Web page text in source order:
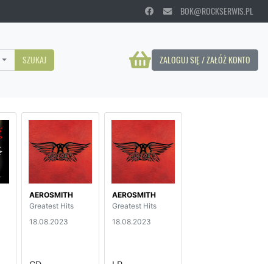
BOK@ROCKSERWIS.PL
ZALOGUJ SIĘ / ZAŁÓŻ KONTO
SZUKAJ
AEROSMITH
Greatest Hits
18.08.2023
AEROSMITH
Greatest Hits
18.08.2023